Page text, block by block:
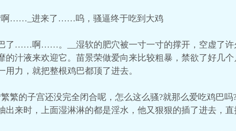
啊……_进来了……呜，骚逼终于吃到大鸡
了……啊……。__湿软的肥穴被一寸一寸的撑开，空虚了许
的汁液来欢迎它。苗景荣做爱向来比较粗暴，禁欲了好几
用力，就把整根鸡巴都顶了进去。
繁繁的子宫还没完全闭合呢，怎么这么骚?就那么爱吃鸡巴
出来时，上面湿淋淋的都是淫水，他又狠狠的插了进去，